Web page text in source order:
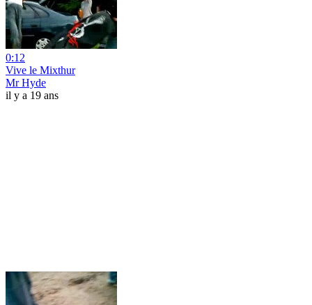
0:12
Vive le Mixthur
Mr Hyde
il y a 19 ans